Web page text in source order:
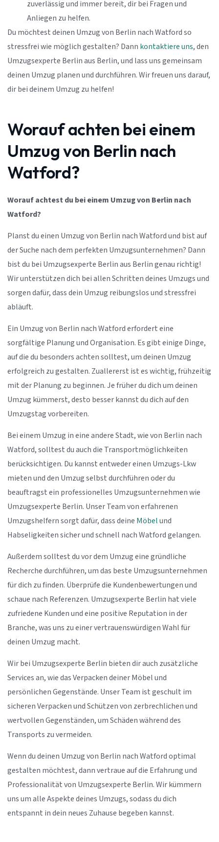
zuverlässig und immer bereit, dir bei Fragen und
Anliegen zu helfen.
Du möchtest deinen Umzug von Berlin nach Watford so
stressfrei wie möglich gestalten? Dann kontaktiere uns, den
Umzugsexperte Berlin aus Berlin, und lass uns gemeinsam
deinen Umzug planen und durchführen. Wir freuen uns darauf,
dir bei deinem Umzug zu helfen!
Worauf achten bei einem
Umzug von Berlin nach
Watford?
Worauf achtest du bei einem Umzug von Berlin nach
Watford?
Planst du einen Umzug von Berlin nach Watford und bist auf
der Suche nach dem perfekten Umzugsunternehmen? Dann
bist du bei Umzugsexperte Berlin aus Berlin genau richtig!
Wir unterstützen dich bei allen Schritten deines Umzugs und
sorgen dafür, dass dein Umzug reibungslos und stressfrei
abläuft.
Ein Umzug von Berlin nach Watford erfordert eine
sorgfältige Planung und Organisation. Es gibt einige Dinge,
auf die du besonders achten solltest, um deinen Umzug
erfolgreich zu gestalten. Zuallererst ist es wichtig, frühzeitig
mit der Planung zu beginnen. Je früher du dich um deinen
Umzug kümmerst, desto besser kannst du dich auf den
Umzugstag vorbereiten.
Bei einem Umzug in eine andere Stadt, wie von Berlin nach
Watford, solltest du auch die Transportmöglichkeiten
berücksichtigen. Du kannst entweder einen Umzugs-Lkw
mieten und den Umzug selbst durchführen oder du
beauftragst ein professionelles Umzugsunternehmen wie
Umzugsexperte Berlin. Unser Team von erfahrenen
Umzugshelfern sorgt dafür, dass deine Möbelund
Habseligkeiten sicher und schnell nach Watford gelangen.
Außerdem solltest du vor dem Umzug eine gründliche
Recherche durchführen, um das beste Umzugsunternehmen
für dich zu finden. Überprüfe die Kundenbewertungen und
schaue nach Referenzen. Umzugsexperte Berlin hat viele
zufriedene Kunden und eine positive Reputation in der
Branche, was uns zu einer vertrauenswürdigen Wahl für
deinen Umzug macht.
Wir bei Umzugsexperte Berlin bieten dir auch zusätzliche
Services an, wie das Verpacken deiner Möbel und
persönlichen Gegenstände. Unser Team ist geschult im
sicheren Verpacken und Schützen von zerbrechlichen und
wertvollen Gegenständen, um Schäden während des
Transports zu vermeiden.
Wenn du deinen Umzug von Berlin nach Watford optimal
gestalten möchtest, dann vertraue auf die Erfahrung und
Professionalität von Umzugsexperte Berlin. Wir kümmern
uns um alle Aspekte deines Umzugs, sodass du dich
entspannt in dein neues Zuhause begeben kannst.